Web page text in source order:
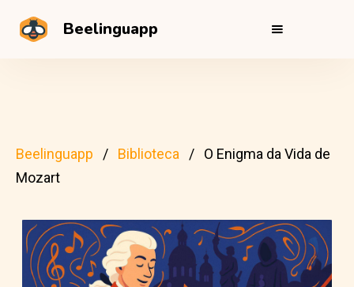
Beelinguapp
Beelinguapp Biblioteca
O Enigma da Vida de
Mozart